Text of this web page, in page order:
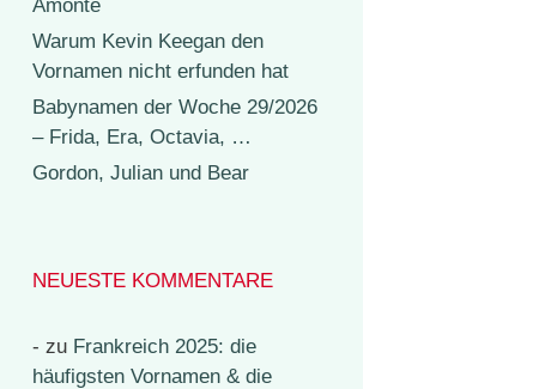
Amonte
Warum Kevin Keegan den
Vornamen nicht erfunden hat
Babynamen der Woche 29/2026
– Frida, Era, Octavia, …
Gordon, Julian und Bear
NEUESTE KOMMENTARE
- zu Frankreich 2025: die
häufigsten Vornamen & die